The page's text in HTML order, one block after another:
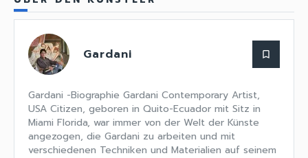
Gardani bookmark_border
Gardani -Biographie Gardani Contemporary Artist,
USA Citizen, geboren in Quito-Ecuador mit Sitz in
Miami Florida, war immer von der Welt der Künste
angezogen, die Gardani zu arbeiten und mit
verschiedenen Techniken und Materialien auf seinem